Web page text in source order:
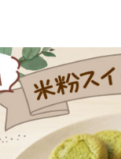
子類 洋菓子
米粉スイーツ3種セッ